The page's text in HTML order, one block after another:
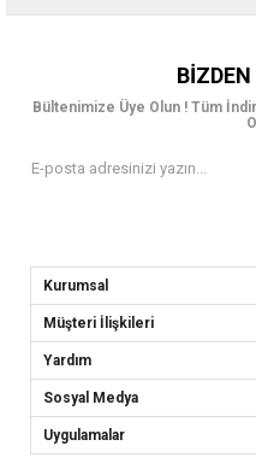
BIZDEN
Bültenimize Üye Olun ! Tüm
Kurumsal
Müşteri İlişkileri
Yardım
Sosyal Medya
Uygulamalar